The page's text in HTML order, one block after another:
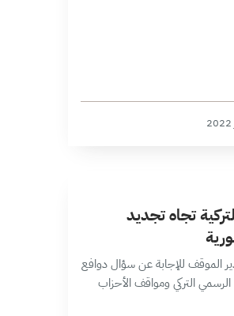
تجاه تجديد
للإجابة عن سؤال دوافع
التركي ومواقف الأحزاب